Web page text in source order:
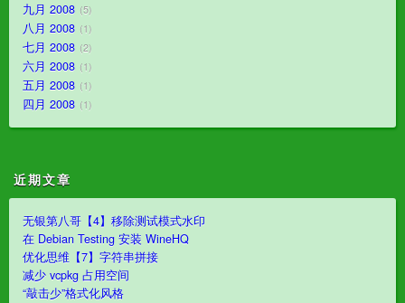
九月 2008 5
八月 2008 1
七月 2008 2
六月 2008 1
五月 2008 1
四月 2008 1
近期文章
无银第八哥【4】移除测试模式水印
在 Debian Testing 安装 WineHQ
优化思维【7】字符串拼接
减少 vcpkg 占用空间
“敲击少”格式化风格